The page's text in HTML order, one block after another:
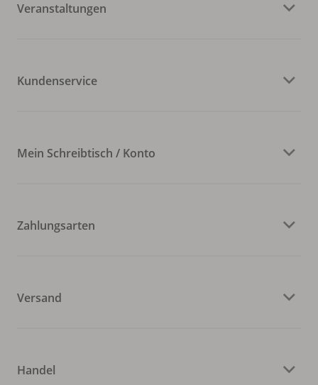
Veranstaltungen
Kundenservice
Mein Schreibtisch / Konto
Zahlungsarten
Versand
Handel